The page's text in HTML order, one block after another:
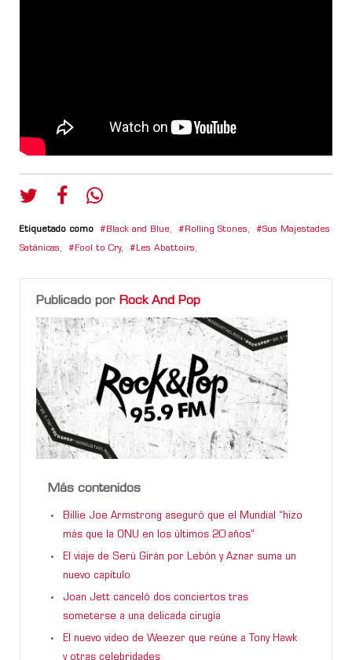
Etiquetado como Black and Blue, Rolling Stones, Sus Majestades
Satánicas, Fool to Cry, Les Abattoirs,
Publicado por Rock And Pop
Más contenidos
Billie Joe Armstrong aseguró que el Mundial “hizo
más que la ONU en los últimos 20 años”
El viaje de Serú Girán por Lebón y Aznar suma un
nuevo capítulo
Joan Jett canceló dos conciertos tras
someterse a una delicada cirugía
El nuevo video de Weezer que reúne a Tony Hawk
y otras celebridades